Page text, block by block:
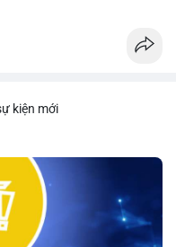
kiện mới